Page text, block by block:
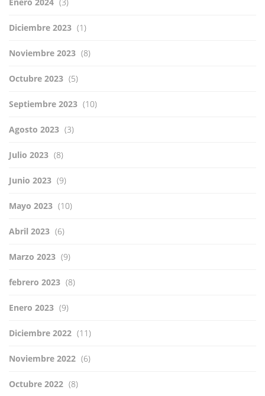
Diciembre 2023 (1)
Noviembre 2023 (8)
Octubre 2023 (5)
Septiembre 2023 (10)
Agosto 2023 (3)
Julio 2023 (8)
Junio 2023 (9)
Mayo 2023 (10)
Abril 2023 (6)
Marzo 2023 (9)
febrero 2023 (8)
Enero 2023 (9)
Diciembre 2022 (11)
Noviembre 2022 (6)
Octubre 2022 (8)